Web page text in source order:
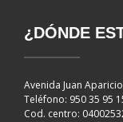
¿DÓNDE
Avenida Juan
Teléfono: 950 35 95
Cod. centro: